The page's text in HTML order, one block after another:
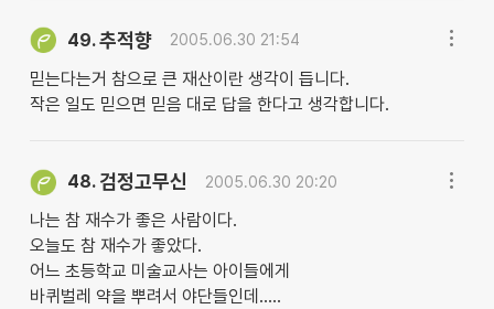
49.추적향 2005.06.30 21:54
믿는다는거 참으로 큰 재산이란 생각이 듭니다.
작은 일도 믿으면 믿음 대로 답을 한다고 생각합니다.
48. 검정고무신 2005.06.30 20:20
나는 참 재수가 좋은 사람이다.
오늘도 참 재수가 좋았다.
어느 초등학교 미술교사는 아이들에게
바퀴벌레 약을 뿌려서 야단들인데.....